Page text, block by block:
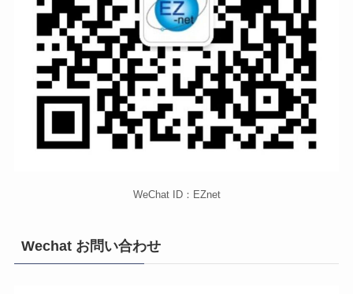
WeChat ID：EZnet
Wechat お問い合わせ